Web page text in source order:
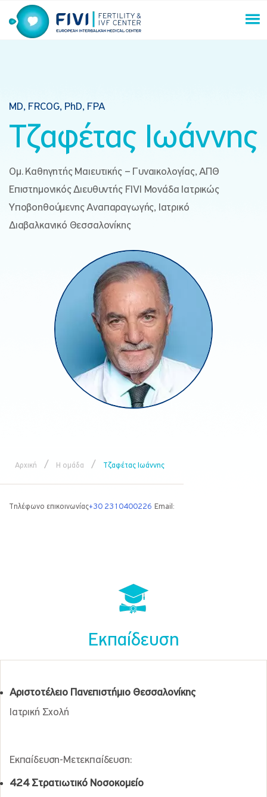
to
content
MD, FRCOG, PhD, FPA
Τζαφέτας Ιωάννης
Ομ. Καθηγητής Μαιευτικής – Γυναικολογίας, ΑΠΘ
Επιστημονικός Διευθυντής FIVI Μονάδα Ιατρικώς
Υποβοηθούμενης Αναπαραγωγής, Ιατρικό
Διαβαλκανικό Θεσσαλονίκης
Αρχική / Η ομάδα / Τζαφέτας Ιωάννης
Τηλέφωνο επικοινωνίας+30 2310400226 Email:
Εκπαίδευση
Αριστοτέλειο Πανεπιστήμιο Θεσσαλονίκης
Ιατρική Σχολή
Εκπαίδευση-Μετεκπαίδευση:
424 Στρατιωτικό Νοσοκομείο